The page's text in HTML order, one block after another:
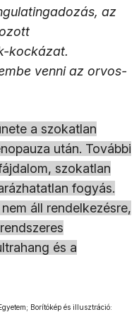
az
kockázat.
venni az orvos-
a szokatlan
után. További
szokatlan
fogyás.
áll rendelkezésre,
és a
Borítókép és illusztráció: